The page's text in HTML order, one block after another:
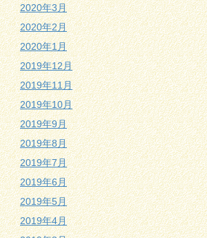
2020年3月
2020年2月
2020年1月
2019年12月
2019年11月
2019年10月
2019年9月
2019年8月
2019年7月
2019年6月
2019年5月
2019年4月